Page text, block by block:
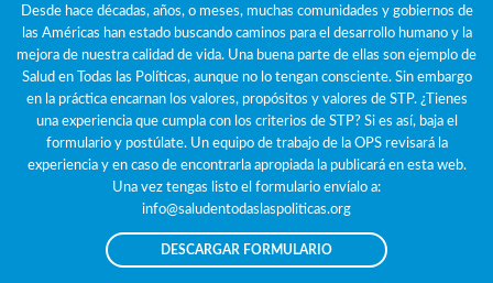
Desde hace décadas, años, o meses, muchas comunidades y gobiernos de
las Américas han estado buscando caminos para el desarrollo humano y la
mejora de nuestra calidad de vida. Una buena parte de ellas son ejemplo de
Salud en Todas las Políticas, aunque no lo tengan consciente. Sin embargo
en la práctica encarnan los valores, propósitos y valores de STP. ¿Tienes
una experiencia que cumpla con los criterios de STP? Si es así, baja el
formulario y postúlate. Un equipo de trabajo de la OPS revisará la
experiencia y en caso de encontrarla apropiada la publicará en esta web.
Una vez tengas listo el formulario envíalo a:
info@saludentodaslaspoliticas.org
DESCARGAR FORMULARIO